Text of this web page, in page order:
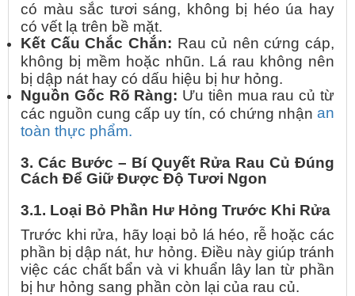
có màu sắc tươi sáng, không bị héo úa hay
có vết lạ trên bề mặt.
Kết Cấu Chắc Chắn: Rau củ nên cứng cáp,
không bị mềm hoặc nhũn. Lá rau không nên
bị dập nát hay có dấu hiệu bị hư hỏng.
Nguồn Gốc Rõ Ràng: Ưu tiên mua rau củ từ
các nguồn cung cấp uy tín, có chứng nhận an
toàn thực phẩm.
3. Các Bước – Bí Quyết Rửa Rau Củ Đúng
Cách Để Giữ Được Độ Tươi Ngon
3.1. Loại Bỏ Phần Hư Hỏng Trước Khi Rửa
Trước khi rửa, hãy loại bỏ lá héo, rễ hoặc các
phần bị dập nát, hư hỏng. Điều này giúp tránh
việc các chất bẩn và vi khuẩn lây lan từ phần
bị hư hỏng sang phần còn lại của rau củ.